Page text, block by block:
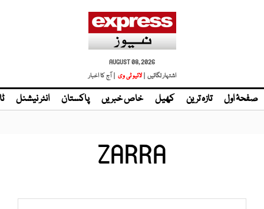
AUGUST 08, 2026
اشتہار لگائیں |
| آج کا اخبار
صفحۂ اول تازہ ترین کھیل خاص خبریں پاکستان انٹر نیشنل
ZARRA